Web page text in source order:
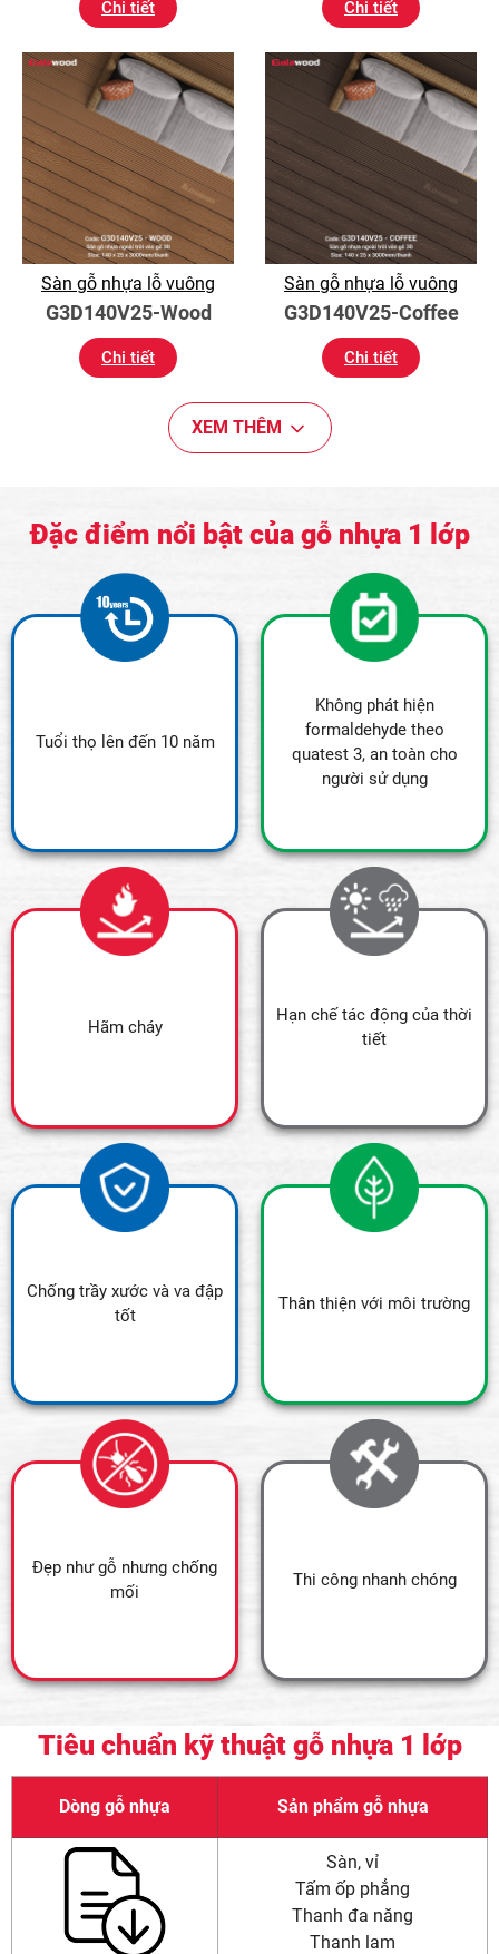
Chi tiết Chi tiết
Sàn gỗ nhựa lỗ vuông
G3D140V25-Wood
Chi tiết
Sàn gỗ nhựa lỗ vuông
G3D140V25-Coffee
Chi tiết
XEM THÊM
Đặc điểm nổi bật của gỗ nhựa 1 lớp
Tuổi thọ lên đến 10 năm
Không phát hiện
formaldehyde theo
quatest 3, an toàn cho
người sử dụng
Hãm cháy
Hạn chế tác động của thời
tiết
Chống trầy xước và va đập
tốt
Thân thiện với môi trường
Đẹp như gỗ nhưng chống
mối
Thi công nhanh chóng
Tiêu chuẩn kỹ thuật gỗ nhựa 1 lớp
Dòng gỗ nhựa Sản phẩm gỗ nhựa
Sàn, vỉ
Tấm ốp phẳng
Thanh đa năng
Thanh lam